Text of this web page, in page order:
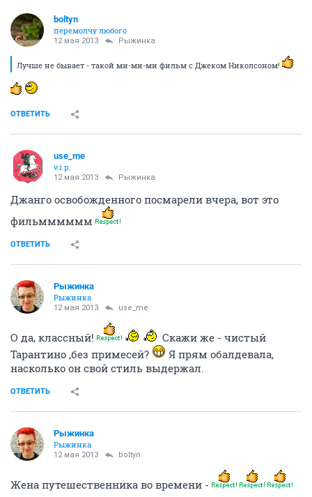
boltyn
перемолчу любого
12 мая 2013 Рыжинка
Лучше не бывает - такой ми-ми-ми фильм с Джеком Николсоном!
ОТВЕТИТЬ
use_me
v.i.p.
12 мая 2013 Рыжинка
Джанго освобожденного посмарели вчера, вот это
фильмммммм
ОТВЕТИТЬ
Рыжинка
Рыжинка
12 мая 2013 use_me
О да, классный!
Скажи же - чистый
Тарантино ,без примесей?
Я прям обалдевала,
насколько он свой стиль выдержал.
ОТВЕТИТЬ
Рыжинка
Рыжинка
12 мая 2013 boltyn
Жена путешественника во времени -